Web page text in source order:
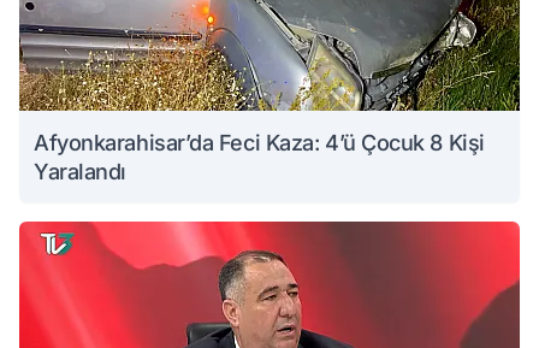
Afyonkarahisar’da Feci Kaza: 4’ü Çocuk 8 Kişi
Yaralandı